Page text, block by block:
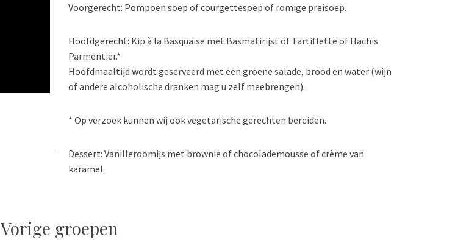
Voorgerecht: Pompoen soep of courgettesoep of romige preisoep.
Hoofdgerecht: Kip à la Basquaise met Basmatirijst of Tartiflette of Hachis
Parmentier.*
Hoofdmaaltijd wordt geserveerd met een groene salade, brood en water (wijn
of andere alcoholische dranken mag u zelf meebrengen).
* Op verzoek kunnen wij ook vegetarische gerechten bereiden.
Dessert: Vanilleroomijs met brownie of chocolademousse of crème van
karamel.
Vorige groepen